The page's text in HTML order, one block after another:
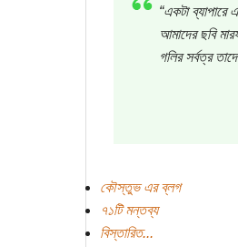
“একটা
আমাদের ছবি
গলির সর্বত্র
কৌস্তুভ এর ব্লগ
৭১টি মন্তব্য
বিস্তারিত...